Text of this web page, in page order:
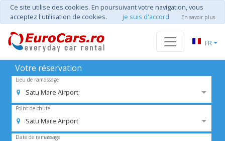
Ce site utilise des cookies. En poursuivant votre navigation, vous
acceptez l'utilisation de cookies.
je suis d'accord En savoir plus
FR
Votre réservation
Lieu de ramassage
Satu Mare Airport
Point de chute
Satu Mare Airport
Date de ramassage